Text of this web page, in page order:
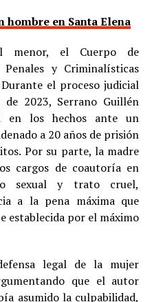
hombre en Santa Elena
menor, el Cuerpo de
y Criminalísticas
el proceso judicial
2023, Serrano Guillén
en los hechos ante un
a 20 años de prisión
Por su parte, la madre
cargos de coautoría en
sexual y trato cruel,
a la pena máxima que
establecida por el máximo
legal de la mujer
que el autor
asumido la culpabilidad,